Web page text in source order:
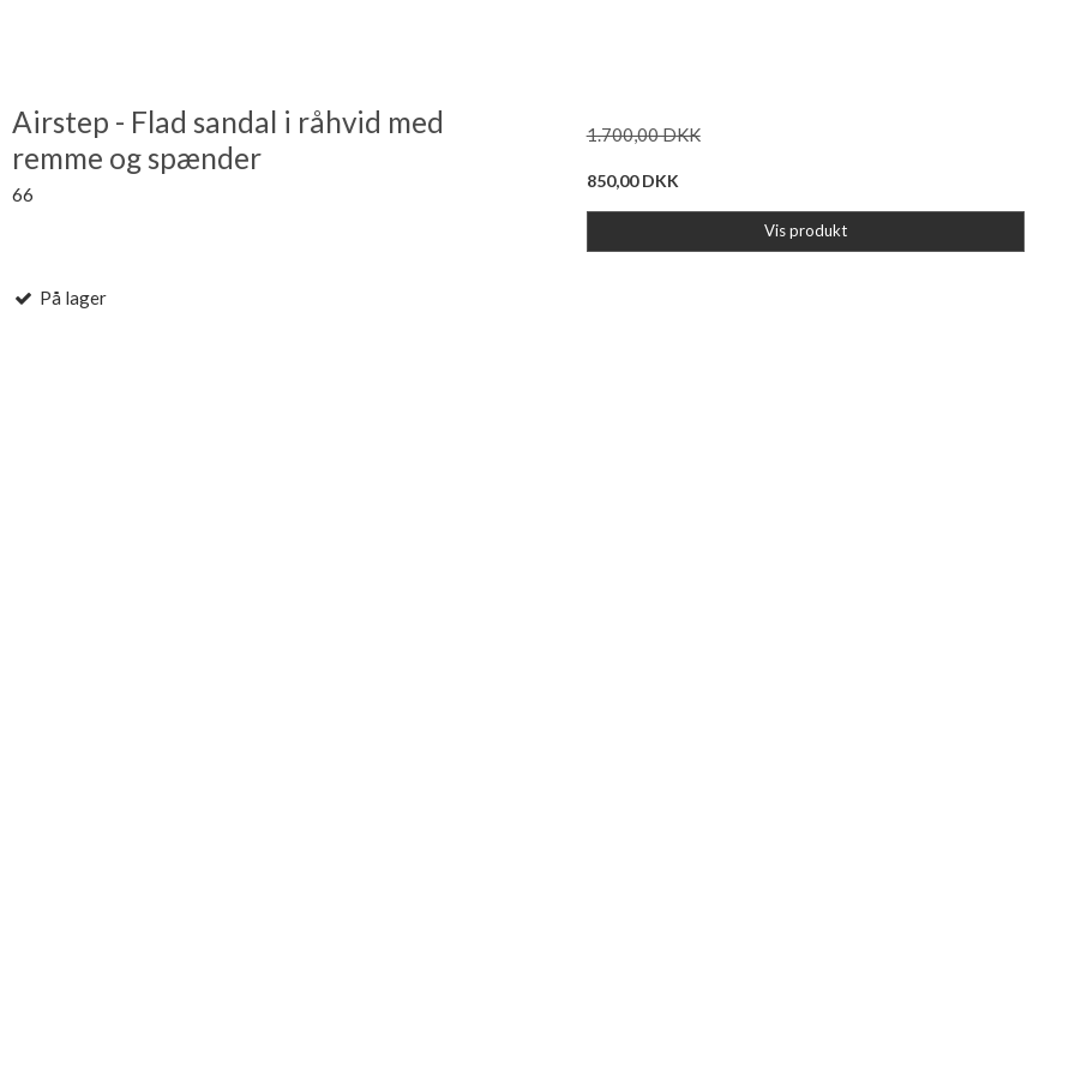
Airstep - Flad sandal i råhvid med
remme og spænder
66
På lager
1.700,00 DKK
850,00 DKK
Vis produkt